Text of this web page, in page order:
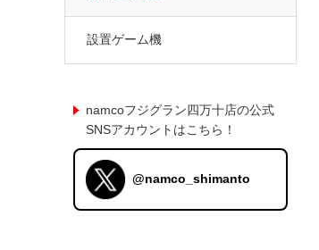
設置ゲーム機
namcoフジグラン四万十店の公式
SNSアカウントはこちら！
@namco_shimanto